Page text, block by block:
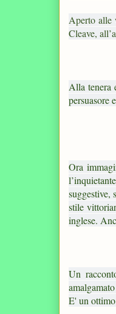
Aperto alle
Cleave,
Alla tenera
persuasore
Ora
suggestive,
stile
inglese.
Un
E' un